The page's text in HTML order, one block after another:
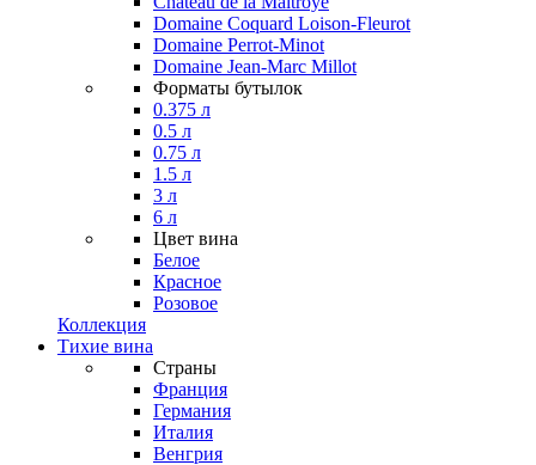
Domaine Coquard Loison-Fleurot
Domaine Perrot-Minot
Domaine Jean-Marc Millot
Форматы бутылок
0.375 л
0.5 л
0.75 л
1.5 л
3 л
6 л
Цвет вина
Белое
Красное
Розовое
Коллекция
Тихие вина
Страны
Франция
Германия
Италия
Венгрия